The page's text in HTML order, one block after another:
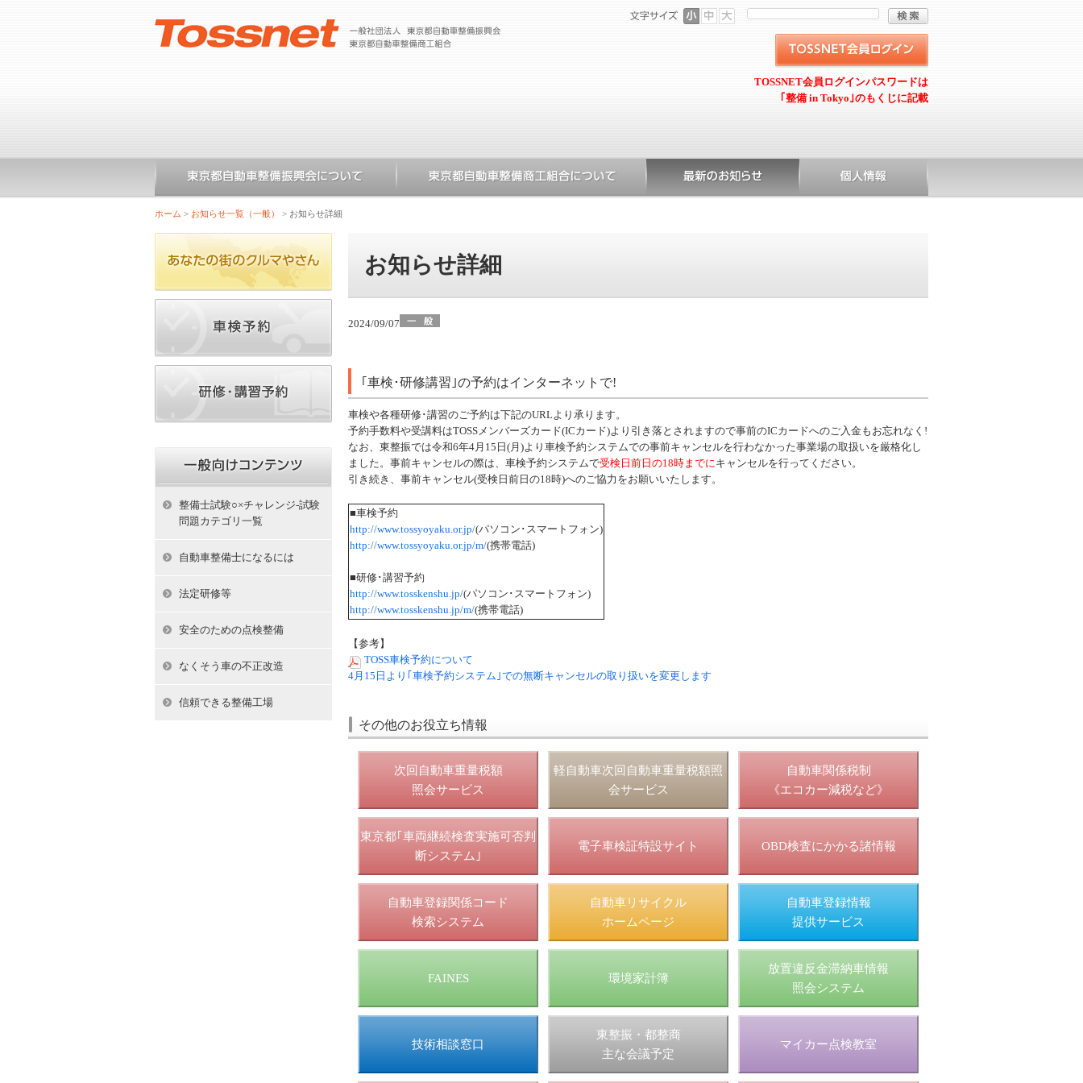
TOSSNET会員ログインパスワードは
｢整備 in Tokyo｣のもくじに記載
ホーム > お知らせ一覧（一般） > お知らせ詳細
お知らせ詳細
2024/09/07
｢車検･研修講習｣の予約はインターネットで!
車検や各種研修･講習のご予約は下記のURLより承ります。
予約手数料や受講料はTOSSメンバーズカード(ICカード)より引き落とされますので事前のICカードへのご入金もお忘れなく!
なお、 東整振では令和6年4月15日(月)より車検予約システムでの事前キャンセルを行わなかった事業場の取扱いを厳格化し
ました。 事前キャンセルの際は、車検予約システムで受検日前日の18時までにキャンセルを行ってください。
引き続き、事前キャンセル(受検日前日の18時)へのご協力をお願いいたします。
■車検予約
http://www.tossyoyaku.or.jp/(パソコン･スマートフォン)
http://www.tossyoyaku.or.jp/m/(携帯電話)
■研修･講習予約
http://www.tosskenshu.jp/(パソコン･スマートフォン)
http://www.tosskenshu.jp/m/(携帯電話)
【参考】
TOSS車検予約について
4月15日より｢車検予約システム｣での無断キャンセルの取り扱いを変更します
その他のお役立ち情報
次回自動車重量税額
照会サービス
軽自動車次回自動車重量税額照
会サービス
自動車関係税制
《エコカー減税など》
東京都｢車両継続検査実施可否判
断システム｣
電子車検証特設サイト OBD検査にかかる諸情報
自動車登録関係コード
検索システム
自動車リサイクル
ホームページ
自動車登録情報
提供サービス
FAINES 環境家計簿
放置違反金滞納車情報
照会システム
技術相談窓口
東整振・都整商
主な会議予定
マイカー点検教室
整備士試験○×チャレンジ-試験
問題カテゴリ一覧
自動車整備士になるには
法定研修等
安全のための点検整備
なくそう車の不正改造
信頼できる整備工場